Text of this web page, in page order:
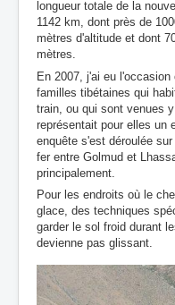
longueur totale de la
1142 km, dont près de
mètres d'altitude et dont
mètres.
En 2007, j'ai eu l'occasion
familles tibétaines qui
train, ou qui sont venues
représentait pour elles un
enquête s'est déroulée
fer entre Golmud et
principalement.
Pour les endroits où le
glace, des techniques
garder le sol froid durant
devienne pas glissant.